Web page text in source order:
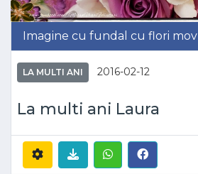
Imagine cu fundal cu flori mov
LA MULTI ANI 2016-02-12
La multi ani Laura